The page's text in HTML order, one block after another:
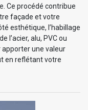
Ce procédé contribue
façade et votre
esthétique, l’habillage
l’acier, alu, PVC ou
une valeur
en reflétant votre